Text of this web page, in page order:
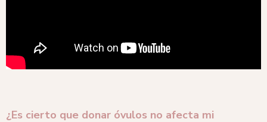
¿Es cierto que donar óvulos no afecta mi